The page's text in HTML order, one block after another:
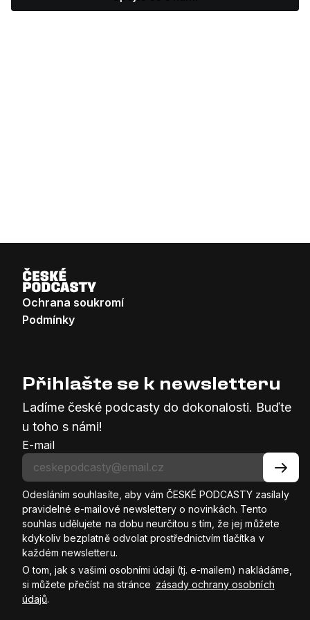
Ochrana soukromí
Podmínky
Přihlašte se k newsletteru
Ladíme české podcasty do dokonalosti. Buďte
u toho s námi!
E-mail
Odesláním souhlasíte, aby vám ČESKÉ PODCASTY zasílaly
pravidelné e-mailové newslettery o novinkách. Tento
souhlas udělujete na dobu neurčitou s tím, že jej můžete
kdykoliv bezplatně odvolat prostřednictvím tlačítka v
každém newsletteru.
O tom, jak s vašimi osobními údaji (tj. e-mailem) nakládáme,
si můžete přečíst na stránce zásady ochrany osobních
údajů.